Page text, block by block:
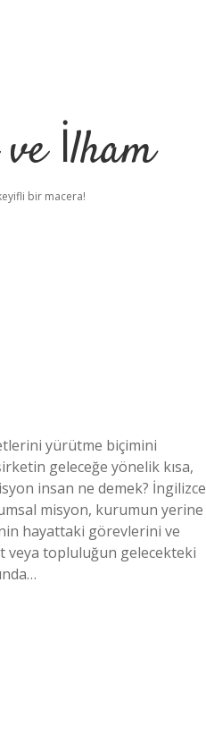
İlham
bir macera!
yürütme biçimini
geleceğe yönelik kısa,
insan ne demek? İngilizce
misyon, kurumun yerine
hayattaki görevlerini ve
veya topluluğun gelecekteki